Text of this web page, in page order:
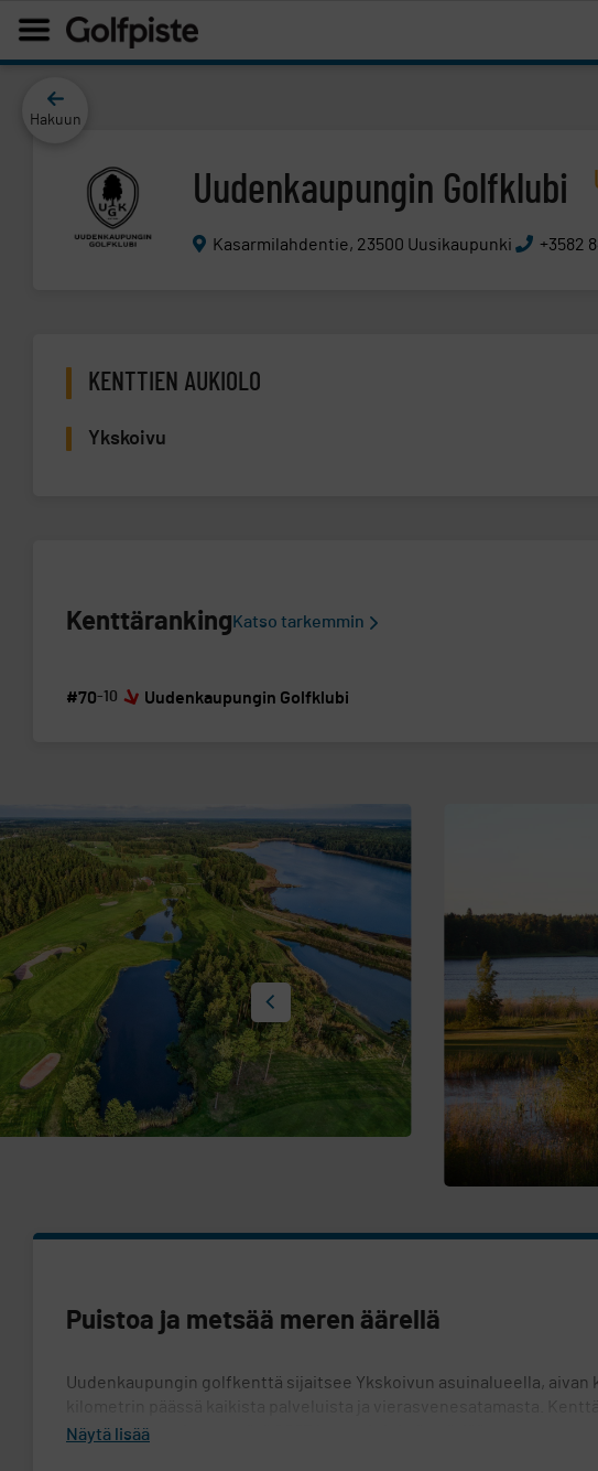
Uudenkaupungin Golfklubi
Kasarmilahdentie, 23500 Uusikaupunki +3582
KENTTIEN AUKIOLO
Ykskoivu
Kenttäranking Katso tarkemmin
#70-10 Uudenkaupungin Golfklubi
Puistoa ja metsää meren äärellä
Uudenkaupungin golfkenttä sijaitsee Ykskoivun asuinalueella, aivan
kilometrin päässä kaikista palveluista ja vierasvenesatamasta.
kenttälaajennuksen myötä 2007 loput yhdeksän väylää.
Näytä lisää
Hakuun